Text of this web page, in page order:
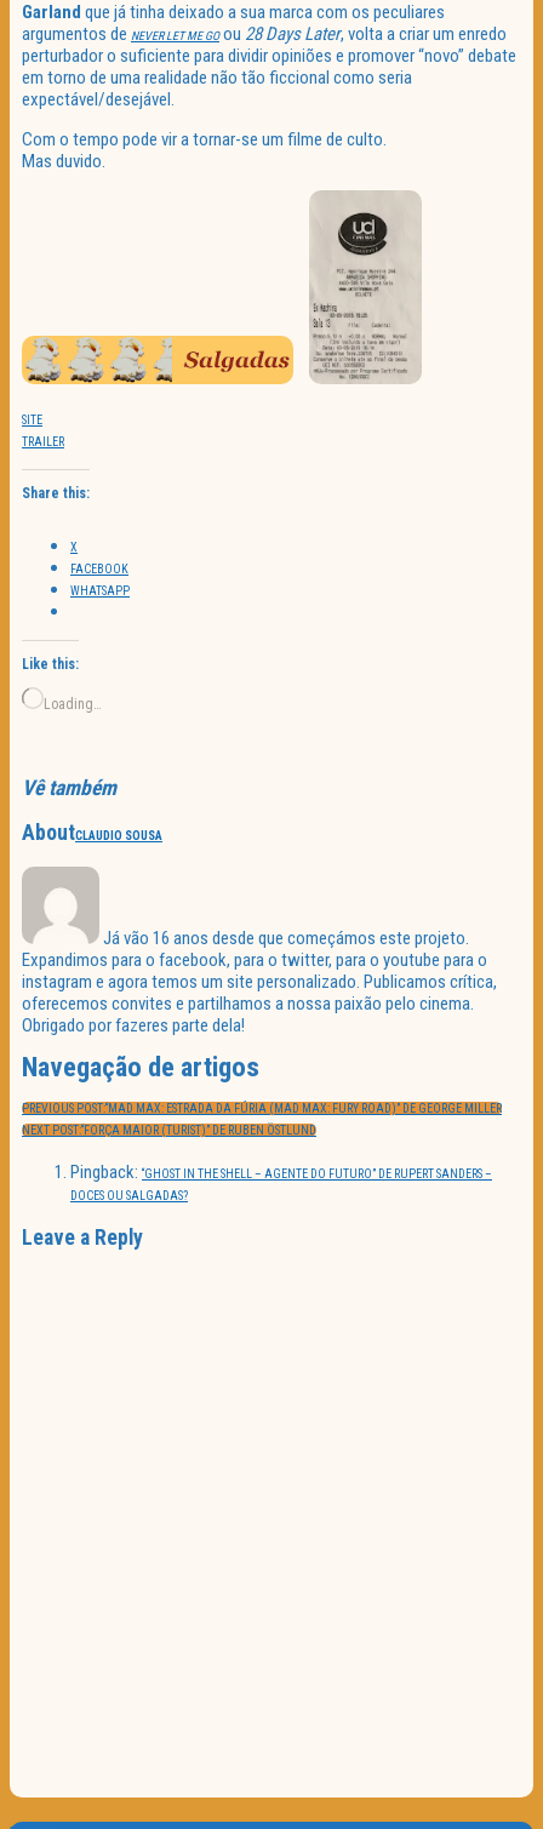
Garland que já tinha deixado a sua marca com os peculiares
argumentos de NEVER LET ME GOou 28 Days Later, volta a criar um enredo
perturbador o suficiente para dividir opiniões e promover “novo” debate
em torno de uma realidade não tão ficcional como seria
expectável/desejável.
Com o tempo pode vir a tornar-se um filme de culto.
Mas duvido.
SITE
TRAILER
Share this:
X
FACEBOOK
WHATSAPP
Like this:
Loading…
Vê também
AboutCLAUDIO SOUSA
Já vão 16 anos desde que começámos este projeto.
Expandimos para o facebook, para o twitter, para o youtube para o
instagram e agora temos um site personalizado. Publicamos crítica,
oferecemos convites e partilhamos a nossa paixão pelo cinema.
Obrigado por fazeres parte dela!
Navegação de artigos
PREVIOUS POST:“MAD MAX: ESTRADA DA FÚRIA (MAD MAX: FURY ROAD)” DE GEORGE MILLER
NEXT POST:“FORÇA MAIOR (TURIST)” DE RUBEN ÖSTLUND
Pingback: “GHOST IN THE SHELL – AGENTE DO FUTURO” DE RUPERT SANDERS –
DOCES OU SALGADAS?
Leave a Reply